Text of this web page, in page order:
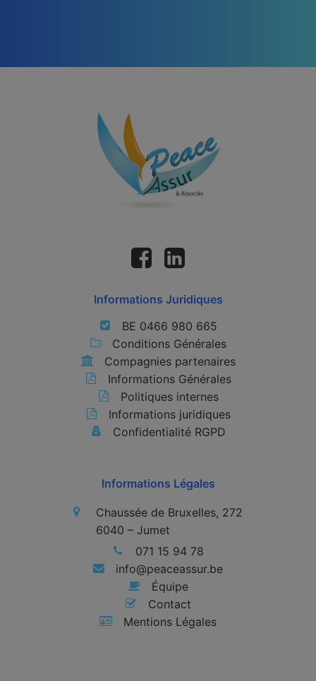
Informations Juridiques
BE 0466 980 665
Conditions Générales
Compagnies partenaires
Informations Générales
Politiques internes
Informations juridiques
Confidentialité RGPD
Informations Légales
Chaussée de Bruxelles, 272
6040 – Jumet
071 15 94 78
info@peaceassur.be
Équipe
Contact
Mentions Légales